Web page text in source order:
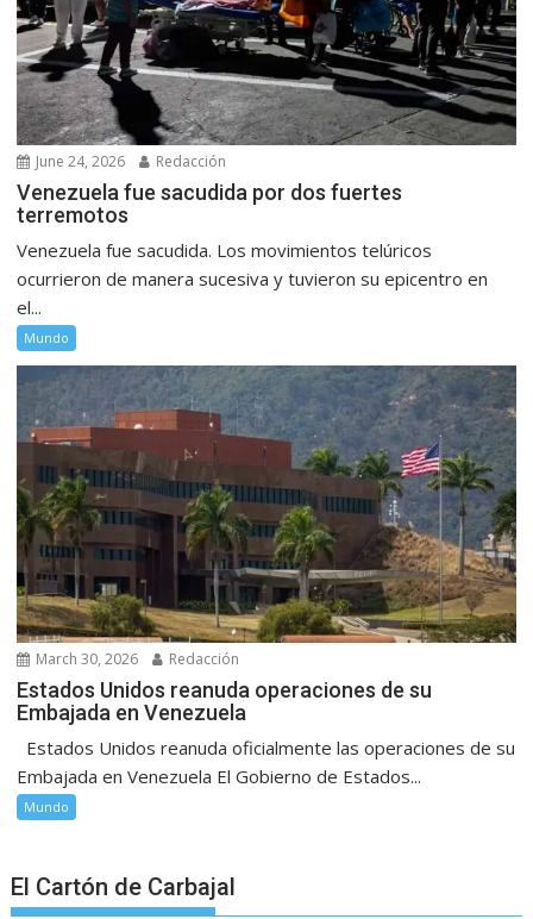
June 24, 2026 Redacción
Venezuela fue sacudida por dos fuertes
terremotos
Venezuela fue sacudida. Los movimientos telúricos
ocurrieron de manera sucesiva y tuvieron su epicentro en
el...
Mundo
March 30, 2026 Redacción
Estados Unidos reanuda operaciones de su
Embajada en Venezuela
Estados Unidos reanuda oficialmente las operaciones de su
Embajada en Venezuela El Gobierno de Estados...
Mundo
El Cartón de Carbajal